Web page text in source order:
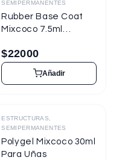
Destacado
SEMIPERMANENTES
Rubber Base Coat
Mixcoco 7.5ml
para Uñas
$22000
Añadir
Destacado
ESTRUCTURAS,
SEMIPERMANENTES
Polygel Mixcoco 30ml
Para Uñas